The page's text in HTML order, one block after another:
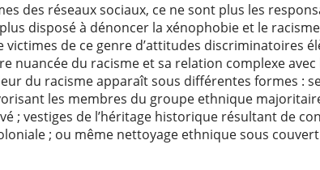
des réseaux sociaux, ce ne sont plus les
disposé à dénoncer la xénophobie et le
de ce genre d’attitudes discriminatoires
nuancée du racisme et sa relation complexe
du racisme apparaît sous différentes formes :
les membres du groupe ethnique
; vestiges de l’héritage historique résultant de
; ou même nettoyage ethnique sous couvert